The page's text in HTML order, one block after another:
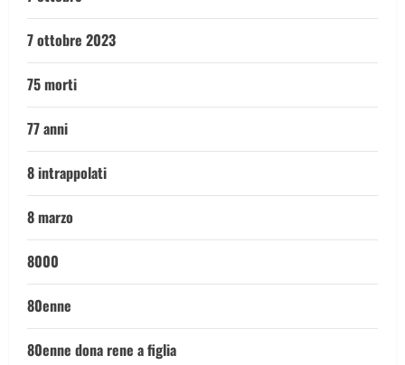
7 ottobre 2023
75 morti
77 anni
8 intrappolati
8 marzo
8000
80enne
80enne dona rene a figlia